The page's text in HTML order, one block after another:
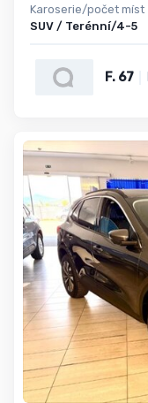
Karoserie/počet míst
SUV / Terénní/4-5
F. 67